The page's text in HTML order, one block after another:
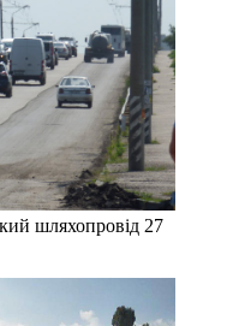
шляхопровід 27